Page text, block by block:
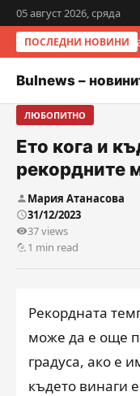
05 август 2026, сряда
ПОСЛЕДНИ НОВИНИ
Bulnews –
ЛЮБОПИТНО
Ето кога и
рекордните
Мария Атанасова
31/12/2023
37 views
1 min read
Рекордната
може да е още
градуса, ако е
където винаги